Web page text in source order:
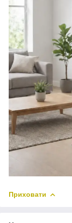
Приховати